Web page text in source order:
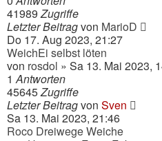
41989Zugriffe
Letzter Beitragvon MarioD
Do 17. Aug 2023, 21:27
WeichEi selbst löten
von rosdol » Sa 13. Mai 2023,
1Antworten
45645Zugriffe
Letzter Beitragvon Sven
Sa 13. Mai 2023, 21:46
Roco Dreiwege Weiche